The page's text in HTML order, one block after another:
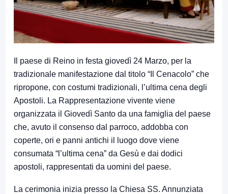
Il paese di Reino in festa giovedì 24 Marzo, per la
tradizionale manifestazione dal titolo “Il Cenacolo” che
ripropone, con costumi tradizionali, l’ultima cena degli
Apostoli. La Rappresentazione vivente viene
organizzata il Giovedì Santo da una famiglia del paese
che, avuto il consenso dal parroco, addobba con
coperte, ori e panni antichi il luogo dove viene
consumata “l’ultima cena” da Gesù e dai dodici
apostoli, rappresentati da uomini del paese.
La cerimonia inizia presso la Chiesa SS. Annunziata